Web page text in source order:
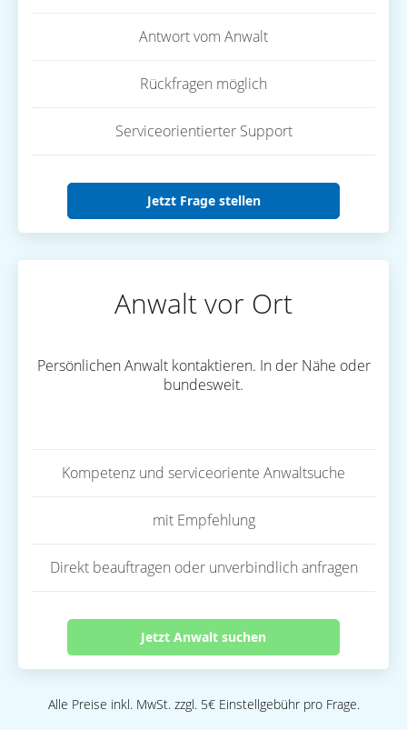
Antwort vom Anwalt
Rückfragen möglich
Serviceorientierter Support
Jetzt Frage stellen
Anwalt vor Ort
Persönlichen Anwalt kontaktieren. In der Nähe oder
bundesweit.
Kompetenz und serviceoriente Anwaltsuche
mit Empfehlung
Direkt beauftragen oder unverbindlich anfragen
Jetzt Anwalt suchen
Alle Preise inkl. MwSt. zzgl. 5€ Einstellgebühr pro Frage.